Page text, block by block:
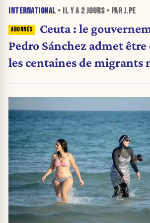
INTERNATIONAL • IL Y A 2 JOURS• PAR J.PE
Ceuta : le
Pedro Sánchez admet
les centaines de migrants